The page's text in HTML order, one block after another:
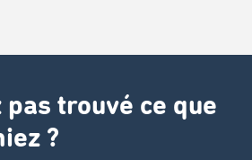
pas trouvé ce que
?